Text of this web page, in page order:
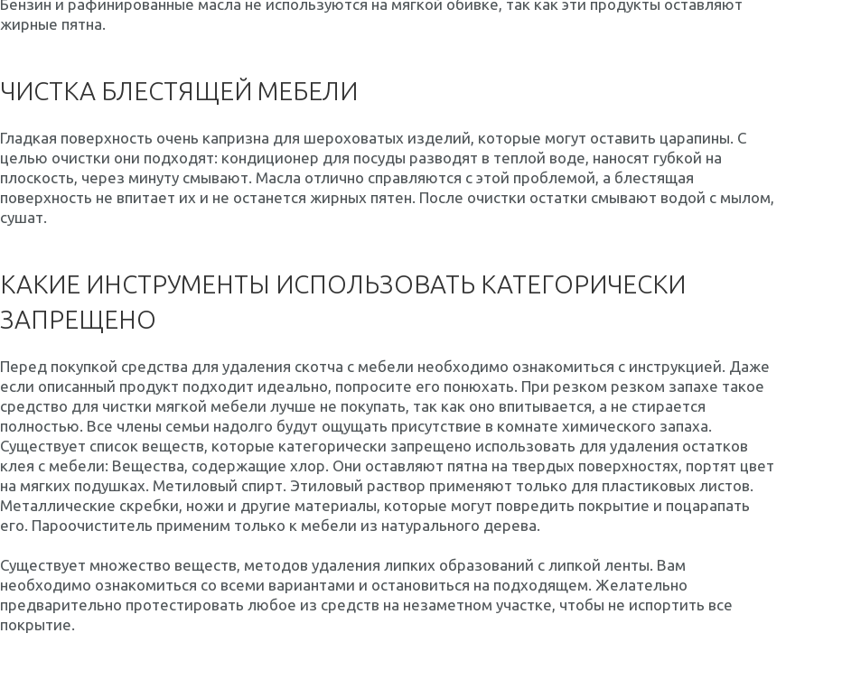
Бензин и рафинированные масла не используются на мягкой обивке, так как эти продукты оставляют
жирные пятна.
ЧИСТКА БЛЕСТЯЩЕЙ МЕБЕЛИ
Гладкая поверхность очень капризна для шероховатых изделий, которые могут оставить царапины. С
целью очистки они подходят: кондиционер для посуды разводят в теплой воде, наносят губкой на
плоскость, через минуту смывают. Масла отлично справляются с этой проблемой, а блестящая
поверхность не впитает их и не останется жирных пятен. После очистки остатки смывают водой с мылом,
сушат.
КАКИЕ ИНСТРУМЕНТЫ ИСПОЛЬЗОВАТЬ КАТЕГОРИЧЕСКИ
ЗАПРЕЩЕНО
Перед покупкой средства для удаления скотча с мебели необходимо ознакомиться с инструкцией. Даже
если описанный продукт подходит идеально, попросите его понюхать. При резком резком запахе такое
средство для чистки мягкой мебели лучше не покупать, так как оно впитывается, а не стирается
полностью. Все члены семьи надолго будут ощущать присутствие в комнате химического запаха.
Существует список веществ, которые категорически запрещено использовать для удаления остатков
клея с мебели: Вещества, содержащие хлор. Они оставляют пятна на твердых поверхностях, портят цвет
на мягких подушках. Метиловый спирт. Этиловый раствор применяют только для пластиковых листов.
Металлические скребки, ножи и другие материалы, которые могут повредить покрытие и поцарапать
его. Пароочиститель применим только к мебели из натурального дерева.
Существует множество веществ, методов удаления липких образований с липкой ленты. Вам
необходимо ознакомиться со всеми вариантами и остановиться на подходящем. Желательно
предварительно протестировать любое из средств на незаметном участке, чтобы не испортить все
покрытие.